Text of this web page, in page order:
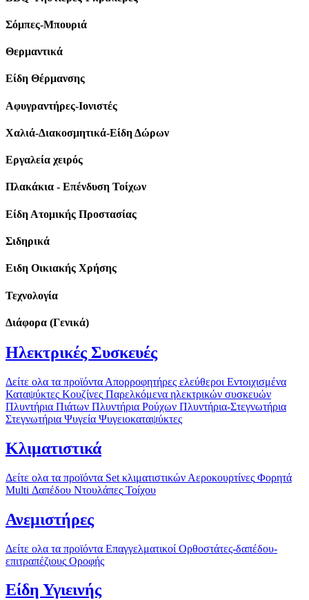
Σόμπες-Μπουριά
Θερμαντικά
Είδη Θέρμανσης
Αφυγραντήρες-Ιονιστές
Χαλιά-Διακοσμητικά-Είδη Δώρων
Εργαλεία χειρός
Πλακάκια - Επένδυση Τοίχων
Είδη Ατομικής Προστασίας
Σιδηρικά
Ειδη Οικιακής Χρήσης
Τεχνολογία
Διάφορα (Γενικά)
Ηλεκτρικές Συσκευές
Δείτε ολα τα προϊόντα Απορροφητήρες ελεύθεροι Εντοιχισμένα
Καταψύκτες Κουζίνες Παρελκόμενα ηλεκτρικών συσκευών
Πλυντήρια Πιάτων Πλυντήρια Ρούχων Πλυντήρια-Στεγνωτήρια
Στεγνωτήρια Ψυγεία Ψυγειοκαταψύκτες
Κλιματιστικά
Δείτε ολα τα προϊόντα Set κλιματιστικών Αεροκουρτίνες Φορητά
Multi Δαπέδου Ντουλάπες Τοίχου
Ανεμιστήρες
Δείτε ολα τα προϊόντα Επαγγελματικοί Ορθοστάτες-δαπέδου-
επιτραπέζιους Οροφής
Είδη Υγιεινής